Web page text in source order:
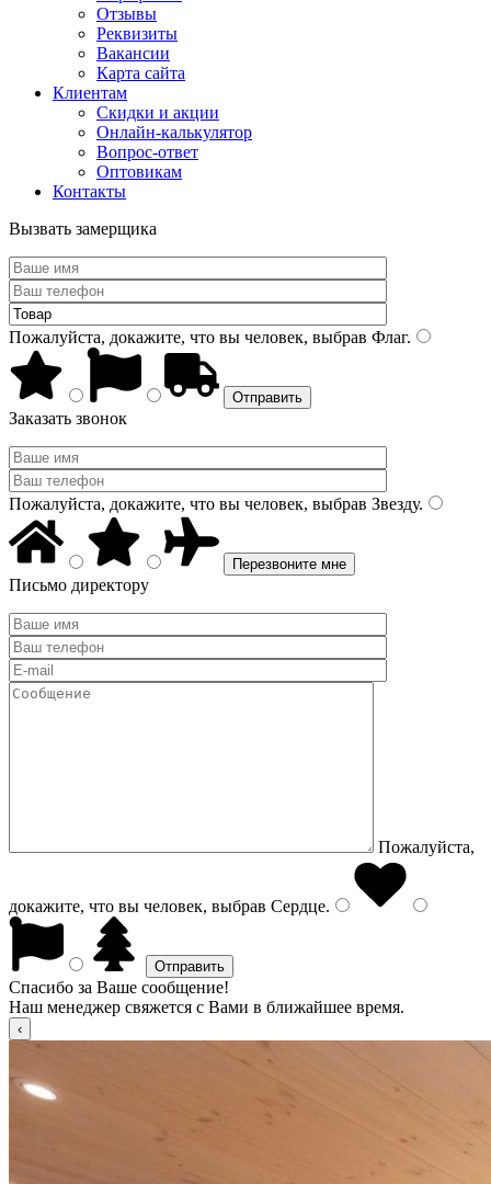
Отзывы
Реквизиты
Вакансии
Карта сайта
Клиентам
Скидки и акции
Онлайн-калькулятор
Вопрос-ответ
Оптовикам
Контакты
Вызвать замерщика
Пожалуйста, докажите, что вы человек, выбрав Флаг.
Заказать звонок
Пожалуйста, докажите, что вы человек, выбрав Звезду.
Письмо директору
Пожалуйста,
докажите, что вы человек, выбрав Сердце.
Спасибо за Ваше сообщение!
Наш менеджер свяжется с Вами в ближайшее время.